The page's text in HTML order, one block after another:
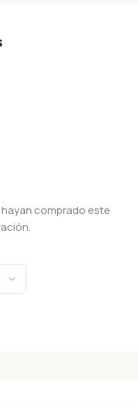
comprado este